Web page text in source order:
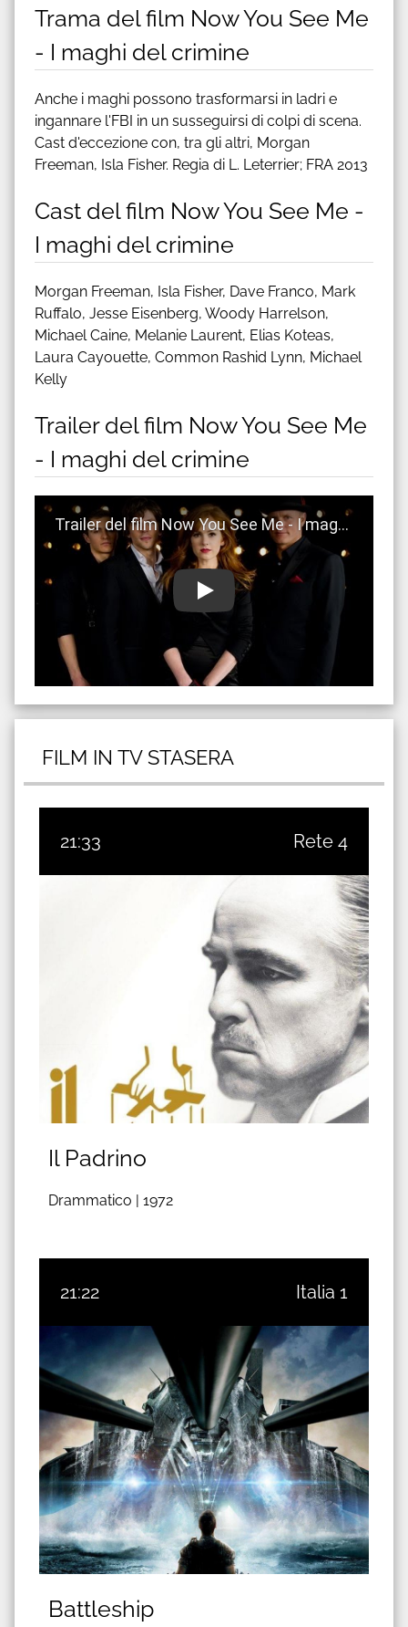
Trama del film Now You See Me
- I maghi del crimine
Anche i maghi possono trasformarsi in ladri e
ingannare l'FBI in un susseguirsi di colpi di scena.
Cast d'eccezione con, tra gli altri, Morgan
Freeman, Isla Fisher. Regia di L. Leterrier; FRA 2013
Cast del film Now You See Me -
I maghi del crimine
Morgan Freeman, Isla Fisher, Dave Franco, Mark
Ruffalo, Jesse Eisenberg, Woody Harrelson,
Michael Caine, Melanie Laurent, Elias Koteas,
Laura Cayouette, Common Rashid Lynn, Michael
Kelly
Trailer del film Now You See Me
- I maghi del crimine
Guarda trailer del film Now You See Me - I maghi
FILM IN TV STASERA
21:33 Rete 4
Il Padrino
Drammatico | 1972
21:22 Italia 1
Battleship